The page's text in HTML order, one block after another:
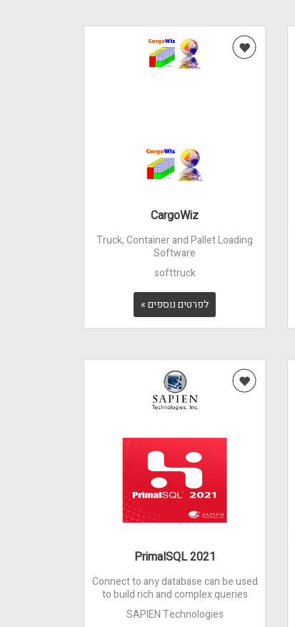
CargoWiz
Truck, Container and Pallet Loading
Software
softtruck
לפרטים נוספים »
PrimalSQL 2021
Connect to any database can be used
to build rich and complex queries
SAPIEN Technologies